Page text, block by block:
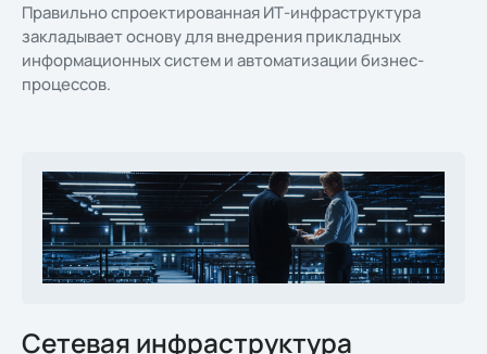
Правильно спроектированная ИТ-инфраструктура
закладывает основу для внедрения прикладных
информационных систем и автоматизации бизнес-
процессов.
Сетевая инфраструктура